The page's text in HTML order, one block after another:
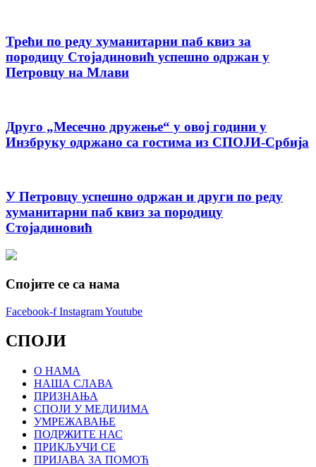
Трећи по реду хуманитарни паб квиз за
породицу Стојадиновић успешно одржан у
Петровцу на Млави
Друго „Месечно дружење“ у овој години у
Инзбруку одржано са гостима из СПОЈИ-Србија
У Петровцу успешно одржан и други по реду
хуманитарни паб квиз за породицу
Стојадиновић
Спојите се са нама
Facebook-f InstagramYoutube
СПОЈИ
О НАМА
НАША СЛАВА
ПРИЗНАЊА
СПОЈИ У МЕДИЈИМА
УМРЕЖАВАЊЕ
ПОДРЖИТЕ НАС
ПРИКЉУЧИ СЕ
ПРИЈАВА ЗА ПОМОЋ